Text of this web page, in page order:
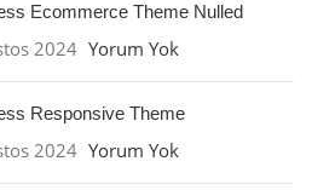
Ecommerce Theme Nulled
2024 Yorum Yok
Responsive Theme
2024 Yorum Yok